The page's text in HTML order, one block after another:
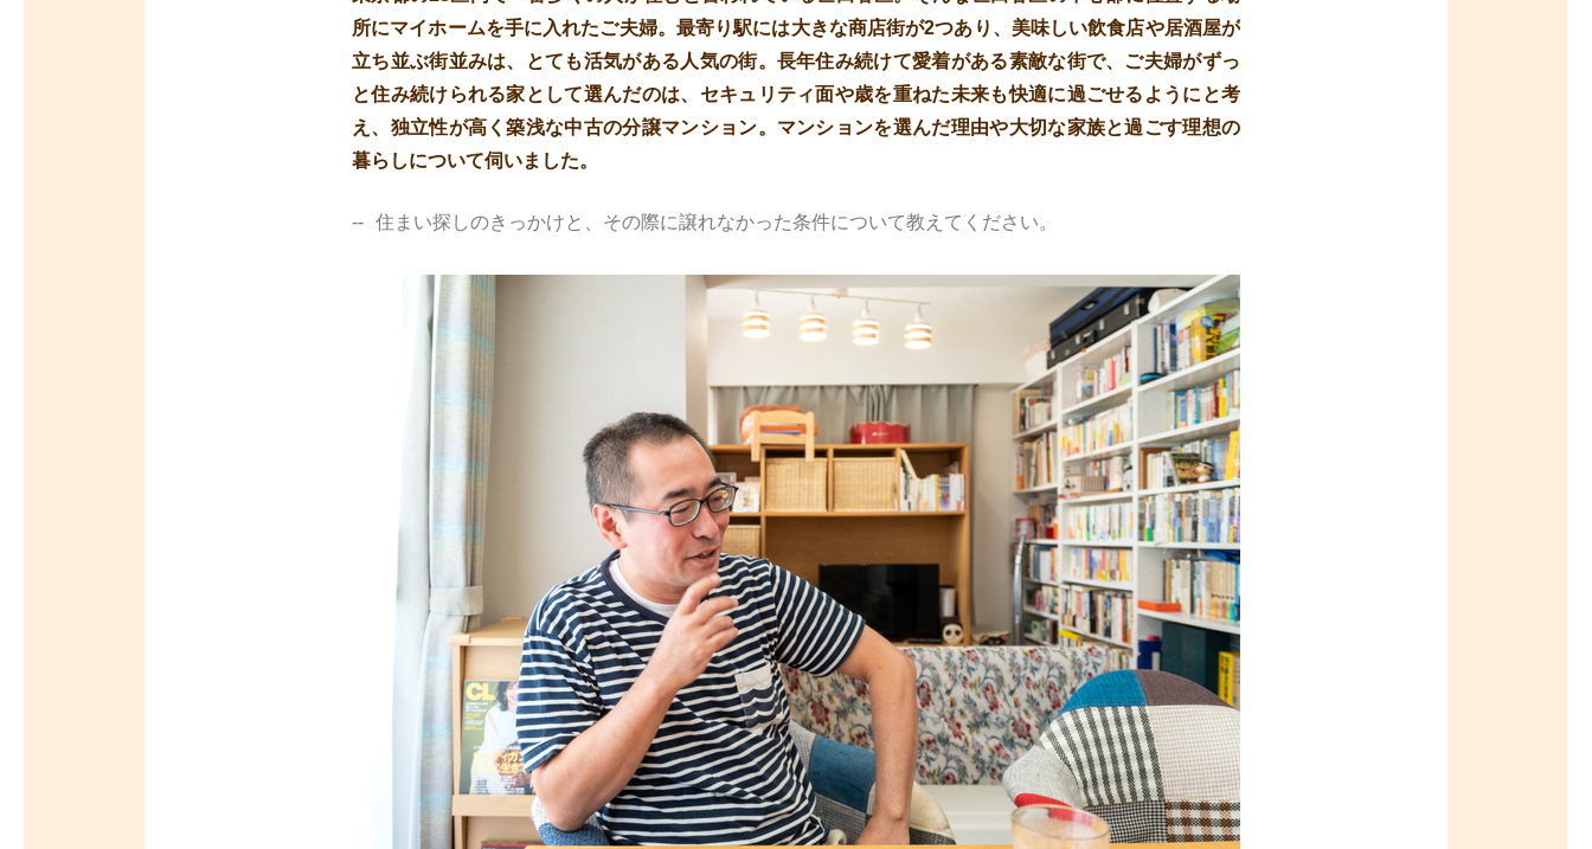
所にマイホームを手に入れたご夫婦。最寄り駅には大きな商店街が2つあり、美味しい飲食店や居酒屋が
立ち並ぶ街並みは、とても活気がある人気の街。長年住み続けて愛着がある素敵な街で、ご夫婦がずっ
と住み続けられる家として選んだのは、セキュリティ面や歳を重ねた未来も快適に過ごせるようにと考
え、独立性が高く築浅な中古の分譲マンション。マンションを選んだ理由や大切な家族と過ごす理想の
暮らしについて伺いました。
住まい探しのきっかけと、その際に譲れなかった条件について教えてください。